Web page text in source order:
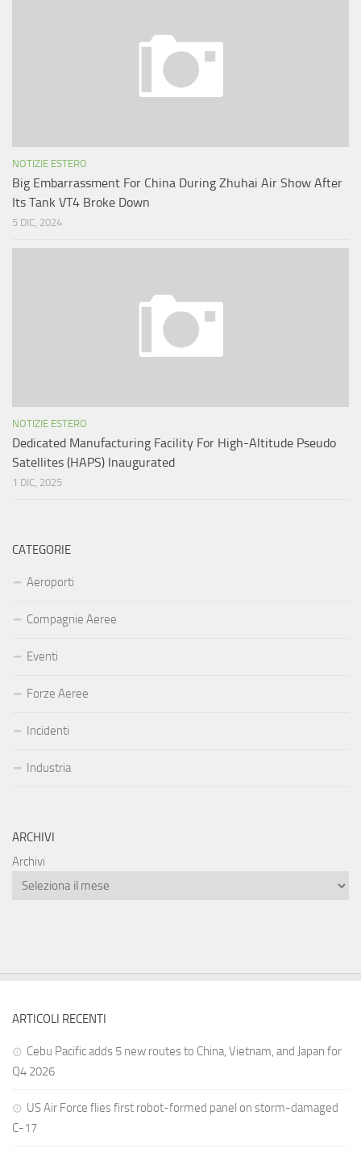
NOTIZIE ESTERO
Big Embarrassment For China During Zhuhai Air Show After
Its Tank VT4 Broke Down
5 DIC, 2024
NOTIZIE ESTERO
Dedicated Manufacturing Facility For High-Altitude Pseudo
Satellites (HAPS) Inaugurated
1 DIC, 2025
CATEGORIE
Aeroporti
Compagnie Aeree
Eventi
Forze Aeree
Incidenti
Industria
ARCHIVI
Archivi
ARTICOLI RECENTI
Cebu Pacific adds 5 new routes to China, Vietnam, and Japan for
Q4 2026
US Air Force flies first robot-formed panel on storm-damaged
C-17